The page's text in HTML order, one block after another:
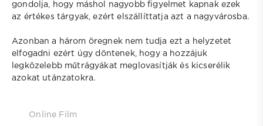
gondolja, hogy máshol nagyobb figyelmet kapnak ezek
az értékes tárgyak, ezért elszállíttatja azt a nagyvárosba.
Azonban a három öregnek nem tudja ezt a helyzetet
elfogadni ezért úgy döntenek, hogy a hozzájuk
legközelebb műtrágyákat meglovasítják és kicserélik
azokat utánzatokra.
Online Film